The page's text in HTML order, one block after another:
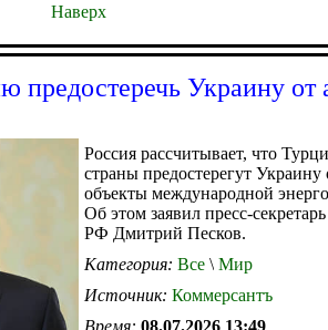
Наверх
предостеречь Украину от
Россия рассчитывает, что
страны предостерегут Украину
объекты международной
Об этом заявил пресс-
РФ Дмитрий Песков.
Категория: Все \ Мир
Источник: Коммерсантъ
Время: 08.07.2026 13:49